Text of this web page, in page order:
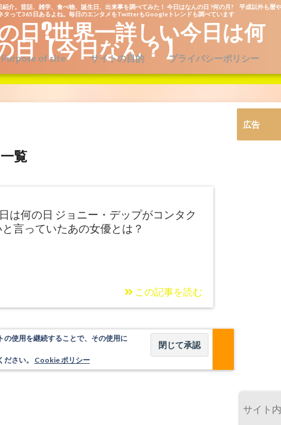
。昔話、雑学、食べ物、誕生日、出来事を調べてみた！ 今日はなんの日 ?何の月? 平成以外も暦
タって365日あるよね。毎日のエンタメをTwitterもGoogleトレンドも調べています
日?世界一詳しい今日は何
日【今日なん？】
Purpose of site サイトの目的 プライバシーポリシー
一覧
何の日 ジョニー・デップがコンタク
と言っていたあの女優とは？
この記事を読む
使用を継続することで、その使用に
さい。 Cookie ポリシー
広告